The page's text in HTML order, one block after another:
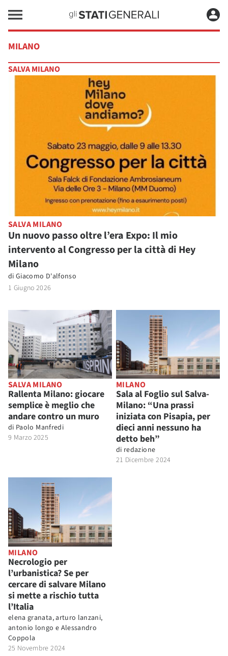
MILANO
SALVA MILANO
SALVA MILANO
Un nuovo passo oltre l’era Expo: Il mio
intervento al Congresso per la città di Hey
Milano
di Giacomo D'alfonso
1 Giugno 2026
SALVA MILANO
Rallenta Milano: giocare
semplice è meglio che
andare contro un muro
di Paolo Manfredi
9 Marzo 2025
MILANO
Sala al Foglio sul Salva-
Milano: “Una prassi
iniziata con Pisapia, per
dieci anni nessuno ha
detto beh”
di redazione
21 Dicembre 2024
MILANO
Necrologio per
l’urbanistica? Se per
cercare di salvare Milano
si mette a rischio tutta
l’Italia
elena granata, arturo lanzani,
antonio longo e Alessandro
Coppola
25 Novembre 2024